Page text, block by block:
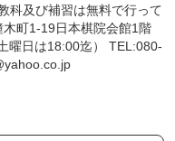
科及び補習は無料で行って
町1-19日本棋院会館1階
日は18:00迄） TEL:080-